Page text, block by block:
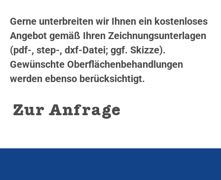
Gerne unterbreiten wir Ihnen ein kostenloses
Angebot gemäß Ihren Zeichnungsunterlagen
(pdf-, step-, dxf-Datei; ggf. Skizze).
Gewünschte Oberflächenbehandlungen
werden ebenso berücksichtigt.
Zur Anfrage